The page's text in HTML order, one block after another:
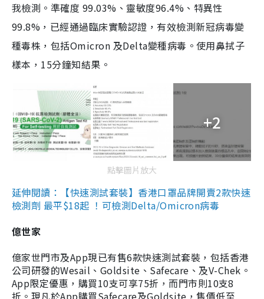
我檢測。準確度 99.03%、靈敏度96.4%、特異性
99.8%，已經通過臨床實驗認證，有效檢測新冠病毒變
種毒株，包括Omicron 及Delta變種病毒。使用鼻拭子
樣本，15分鐘知結果。
+2
點擊圖片放大
延伸閱讀：【快速測試套裝】香港口罩品牌開賣2款快速
檢測劑 最平$18起 ！可檢測Delta/Omicron病毒
億世家
億家世門市及App現已有售6款快速測試套裝，包括香港
公司研發的Wesail、Goldsite、Safecare、及V-Chek。
App限定優惠，購買10支可享75折，而門市則10支8
折。現凡於App購買Safecare及Goldsite，售價低至